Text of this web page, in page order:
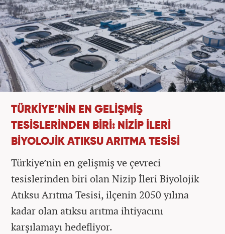
TÜRKİYE’NİN EN GELİŞMİŞ
TESİSLERİNDEN BİRİ: NİZİP İLERİ
BİYOLOJİK ATIKSU ARITMA TESİSİ
Türkiye’nin en gelişmiş ve çevreci
tesislerinden biri olan Nizip İleri Biyolojik
Atıksu Arıtma Tesisi, ilçenin 2050 yılına
kadar olan atıksu arıtma ihtiyacını
karşılamayı hedefliyor.